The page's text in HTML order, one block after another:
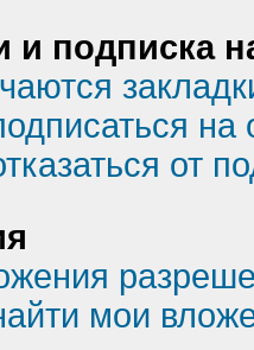
и подписка
от
мои